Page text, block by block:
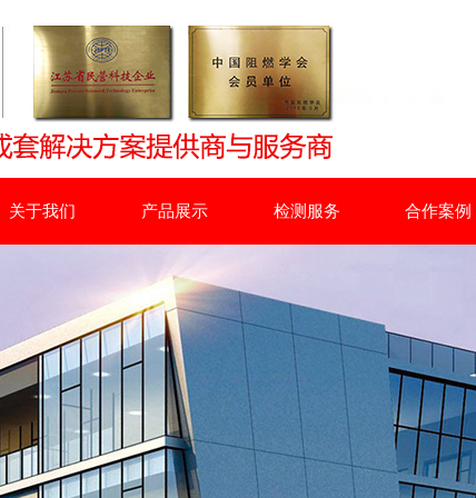
关于我们 产品展示 检测服务 合作案例